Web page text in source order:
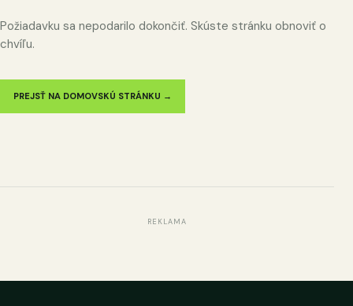
Požiadavku sa nepodarilo dokončiť. Skúste stránku obnoviť o
chvíľu.
PREJSŤ NA DOMOVSKÚ STRÁNKU →
REKLAMA